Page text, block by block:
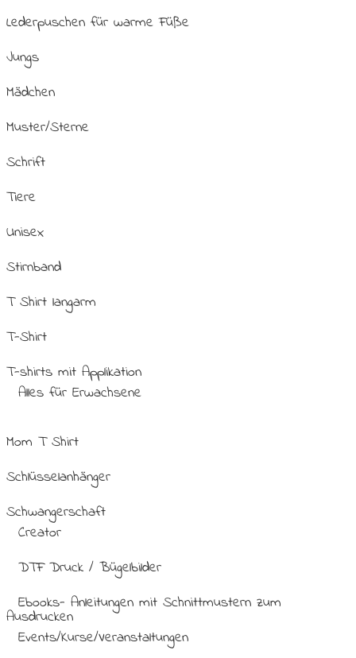
Lederpuschen für warme Füße
Jungs
Mädchen
Muster/Sterne
Schrift
Tiere
Unisex
Stirnband
T Shirt langarm
T-Shirt
T-shirts mit Applikation
Alles für Erwachsene
Mom T Shirt
Schlüsselanhänger
Schwangerschaft
Creator
DTF Druck / Bügelbilder
Ebooks- Anleitungen mit Schnittmustern zum
Ausdrucken
Events/Kurse/Veranstaltungen